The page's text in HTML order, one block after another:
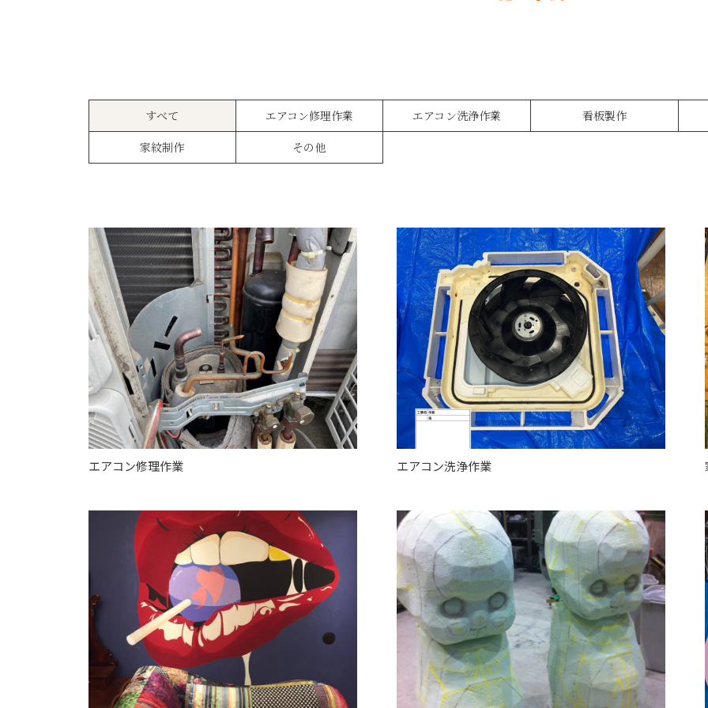
すべて エアコン修理作業 エアコン洗浄作業
看板製作
家紋制作
その他
エアコン修理作業 エアコン洗浄作業